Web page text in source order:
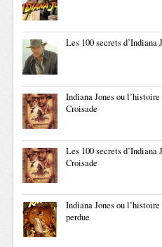
Les 100 secrets d’Indiana
Indiana Jones ou
Croisade
Les 100 secrets
Croisade
Indiana Jones ou l’histoire
perdue